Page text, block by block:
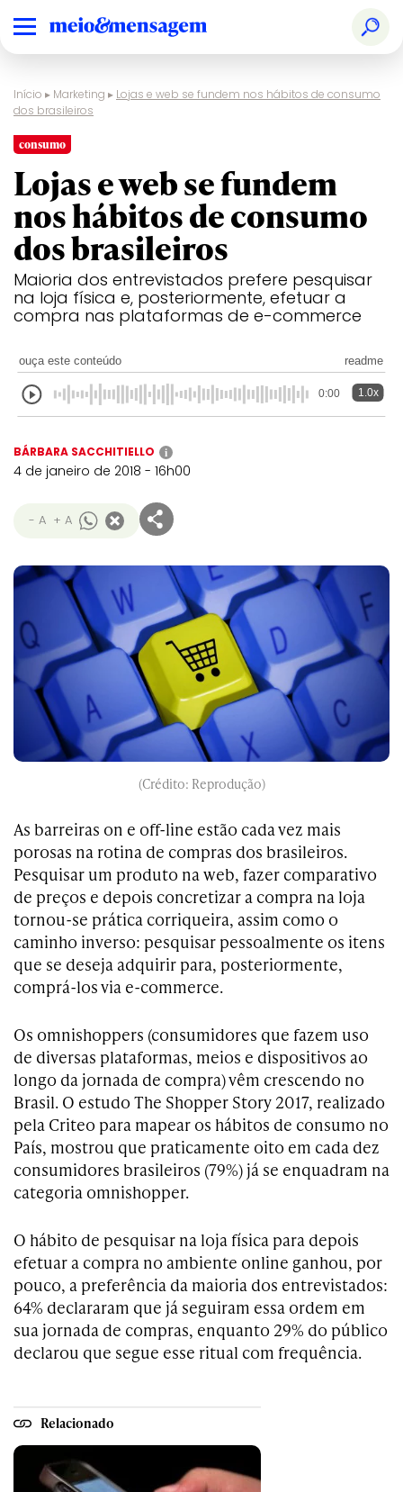
Início ▸ Marketing ▸ Lojas e web se fundem nos hábitos de consumo
dos brasileiros
consumo
Lojas e web se fundem
nos hábitos de consumo
dos brasileiros
Maioria dos entrevistados prefere pesquisar
na loja física e, posteriormente, efetuar a
compra nas plataformas de e-commerce
ouça este conteúdo readme
0:00 1.0x
BÁRBARA SACCHITIELLO i
4 de janeiro de 2018 - 16h00
- A + A
(Crédito: Reprodução)
As barreiras on e off-line estão cada vez mais
porosas na rotina de compras dos brasileiros.
Pesquisar um produto na web, fazer comparativo
de preços e depois concretizar a compra na loja
tornou-se prática corriqueira, assim como o
caminho inverso: pesquisar pessoalmente os itens
que se deseja adquirir para, posteriormente,
comprá-los via e-commerce.
Os omnishoppers (consumidores que fazem uso
de diversas plataformas, meios e dispositivos ao
longo da jornada de compra) vêm crescendo no
Brasil. O estudo The Shopper Story 2017, realizado
pela Criteo para mapear os hábitos de consumo no
País, mostrou que praticamente oito em cada dez
consumidores brasileiros (79%) já se enquadram na
categoria omnishopper.
O hábito de pesquisar na loja física para depois
efetuar a compra no ambiente online ganhou, por
pouco, a preferência da maioria dos entrevistados:
64% declararam que já seguiram essa ordem em
sua jornada de compras, enquanto 29% do público
declarou que segue esse ritual com frequência.
Relacionado